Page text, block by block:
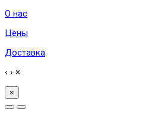
О нас
Цены
Доставка
‹ › ×
×